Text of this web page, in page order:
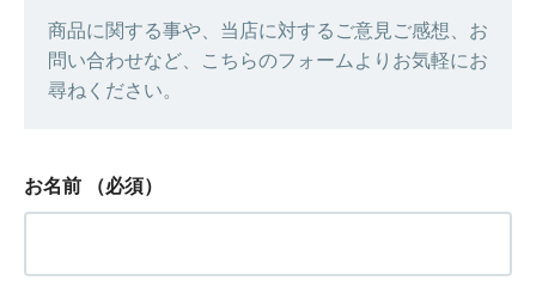
商品に関する事や、当店に対するご意見ご感想、お
問い合わせなど、こちらのフォームよりお気軽にお
尋ねください。
お名前 （必須）